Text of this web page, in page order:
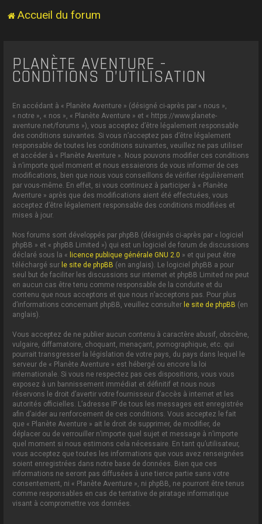
Accueil du forum
PLANÈTE AVENTURE -
CONDITIONS D’UTILISATION
En accédant à « Planète Aventure » (désigné ci-après par « nous »,
« notre », « nos », « Planète Aventure » et « https://www.planete-
aventure.net/forums »), vous acceptez d’être légalement responsable
des conditions suivantes. Si vous n’acceptez pas d’être légalement
responsable de toutes les conditions suivantes, veuillez ne pas utiliser
et accéder à « Planète Aventure ». Nous pouvons modifier ces conditions
à n’importe quel moment et nous essaierons de vous informer de ces
modifications, bien que nous vous conseillons de vérifier régulièrement
par vous-même. En effet, si vous continuez à participer à « Planète
Aventure » après que des modifications aient été effectuées, vous
acceptez d’être légalement responsable des conditions modifiées et
mises à jour.
Nos forums sont développés par phpBB (désignés ci-après par « logiciel
phpBB » et « phpBB Limited ») qui est un logiciel de forum de discussions
déclaré sous la « licence publique générale GNU 2.0 » et qui peut être
téléchargé sur le site de phpBB (en anglais). Le logiciel phpBB a pour
seul but de faciliter les discussions sur internet et phpBB Limited ne peut
en aucun cas être tenu comme responsable de la conduite et du
contenu que nous acceptons et que nous n’acceptons pas. Pour plus
d’informations concernant phpBB, veuillez consulter le site de phpBB (en
anglais).
Vous acceptez de ne publier aucun contenu à caractère abusif, obscène,
vulgaire, diffamatoire, choquant, menaçant, pornographique, etc. qui
pourrait transgresser la législation de votre pays, du pays dans lequel le
serveur de « Planète Aventure » est hébergé ou encore la loi
internationale. Si vous ne respectez pas ces dispositions, vous vous
exposez à un bannissement immédiat et définitif et nous nous
réservons le droit d’avertir votre fournisseur d’accès à internet et les
autorités officielles. L’adresse IP de tous les messages est enregistrée
afin d’aider au renforcement de ces conditions. Vous acceptez le fait
que « Planète Aventure » ait le droit de supprimer, de modifier, de
déplacer ou de verrouiller n’importe quel sujet et message à n’importe
quel moment si nous estimons cela nécessaire. En tant qu’utilisateur,
vous acceptez que toutes les informations que vous avez renseignées
soient enregistrées dans notre base de données. Bien que ces
informations ne seront pas diffusées à une tierce partie sans votre
consentement, ni « Planète Aventure », ni phpBB, ne pourront être tenus
comme responsables en cas de tentative de piratage informatique
visant à compromettre vos données.